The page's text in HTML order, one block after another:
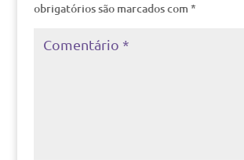
obrigatórios são marcados com *